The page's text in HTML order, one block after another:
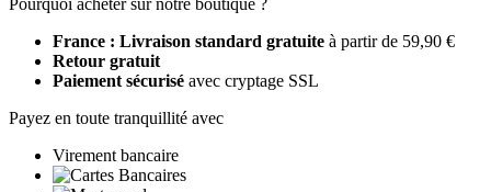
France : Livraison standard gratuite à partir de 59,90 €
Retour gratuit
Paiement sécurisé avec cryptage SSL
Payez en toute tranquillité avec
Virement bancaire